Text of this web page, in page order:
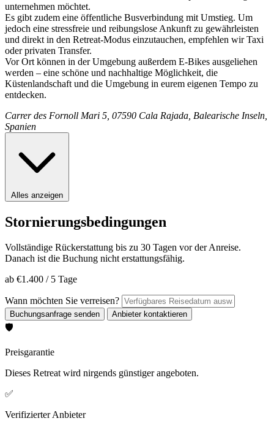
unternehmen möchtet.
Es gibt zudem eine öffentliche Busverbindung mit Umstieg. Um
jedoch eine stressfreie und reibungslose Ankunft zu gewährleisten
und direkt in den Retreat-Modus einzutauchen, empfehlen wir Taxi
oder privaten Transfer.
Vor Ort können in der Umgebung außerdem E-Bikes ausgeliehen
werden – eine schöne und nachhaltige Möglichkeit, die
Küstenlandschaft und die Umgebung in eurem eigenen Tempo zu
entdecken.
Carrer des Fornoll Mari 5, 07590 Cala Rajada, Balearische Inseln,
Spanien
Alles anzeigen
Stornierungsbedingungen
Vollständige Rückerstattung bis zu 30 Tagen vor der Anreise.
Danach ist die Buchung nicht erstattungsfähig.
ab €1.400 / 5 Tage
Wann möchten Sie verreisen?
🛡️
Preisgarantie
Dieses Retreat wird nirgends günstiger angeboten.
✅
Verifizierter Anbieter